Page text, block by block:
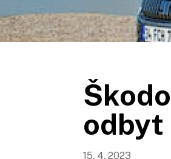
odbyt
15. 4. 2023